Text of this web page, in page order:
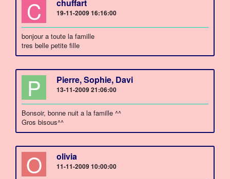
C chuffart
19-11-2009 16:16:00
bonjour a toute la famille
tres belle petite fille
P Pierre, Sophie, Davi
13-11-2009 21:06:00
Bonsoir, bonne nuit a la famille ^^
Gros bisous^^
O olivia
11-11-2009 10:00:00